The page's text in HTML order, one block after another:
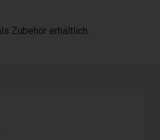
Zubehör erhältlich.